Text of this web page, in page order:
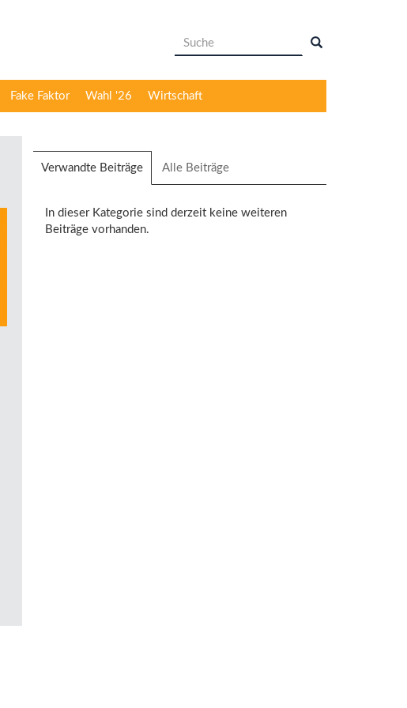
Suchformular
Fake Faktor Wahl '26 Wirtschaft
Verwandte Beiträge (aktiver
Reiter)
Alle Beiträge
In dieser Kategorie sind derzeit keine weiteren
Beiträge vorhanden.